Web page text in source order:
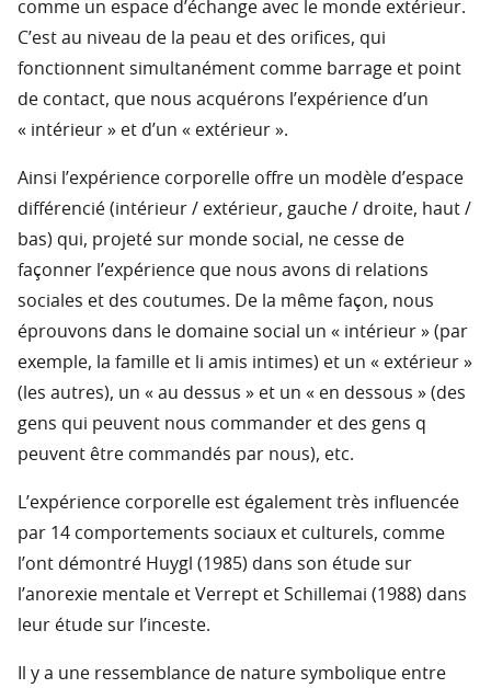
comme un espace d’échange avec le monde extérieur.
C’est au niveau de la peau et des orifices, qui
fonctionnent simultanément comme barrage et point
de contact, que nous acquérons l’expérience d’un
« intérieur » et d’un « extérieur ».
Ainsi l’expérience corporelle offre un modèle d’espace
différencié (intérieur / extérieur, gauche / droite, haut /
bas) qui, projeté sur monde social, ne cesse de
façonner l’expérience que nous avons di relations
sociales et des coutumes. De la même façon, nous
éprouvons dans le domaine social un « intérieur » (par
exemple, la famille et li amis intimes) et un « extérieur »
(les autres), un « au dessus » et un « en dessous » (des
gens qui peuvent nous commander et des gens q
peuvent être commandés par nous), etc.
L’expérience corporelle est également très influencée
par 14 comportements sociaux et culturels, comme
l’ont démontré Huygl (1985) dans son étude sur
l’anorexie mentale et Verrept et Schillemai (1988) dans
leur étude sur l’inceste.
Il y a une ressemblance de nature symbolique entre